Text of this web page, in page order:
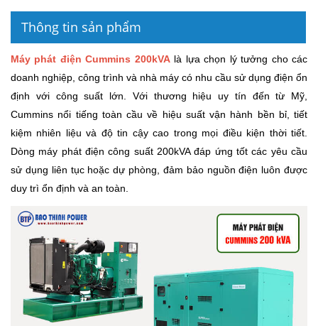
Thông tin sản phẩm
Máy phát điện Cummins 200kVAlà lựa chọn lý tưởng cho các
doanh nghiệp, công trình và nhà máy có nhu cầu sử dụng điện ổn
định với công suất lớn. Với thương hiệu uy tín đến từ Mỹ,
Cummins nổi tiếng toàn cầu về hiệu suất vận hành bền bỉ, tiết
kiệm nhiên liệu và độ tin cậy cao trong mọi điều kiện thời tiết.
Dòng máy phát điện công suất 200kVA đáp ứng tốt các yêu cầu
sử dụng liên tục hoặc dự phòng, đảm bảo nguồn điện luôn được
duy trì ổn định và an toàn.